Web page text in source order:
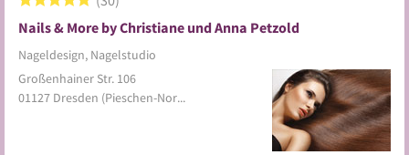
Nails & More by Christiane und Anna Petzold
Nageldesign, Nagelstudio
Großenhainer Str. 106
01127 Dresden (Pieschen-Nord/Trachenberge)